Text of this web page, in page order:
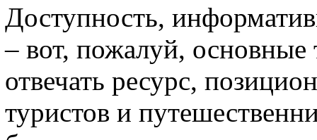
Доступность,
– вот, пожалуй,
отвечать ресурс,
туристов и